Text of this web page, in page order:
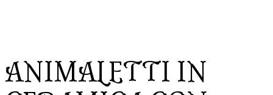
ANIMALETTI IN